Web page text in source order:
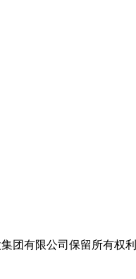
团有限公司保留所有权